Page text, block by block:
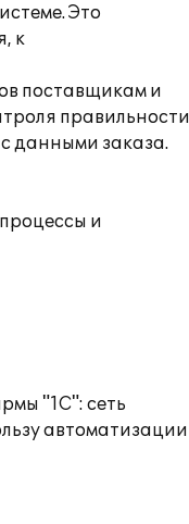
Это
к
поставщикам и
правильности
данными заказа.
и
"1С": сеть
автоматизации